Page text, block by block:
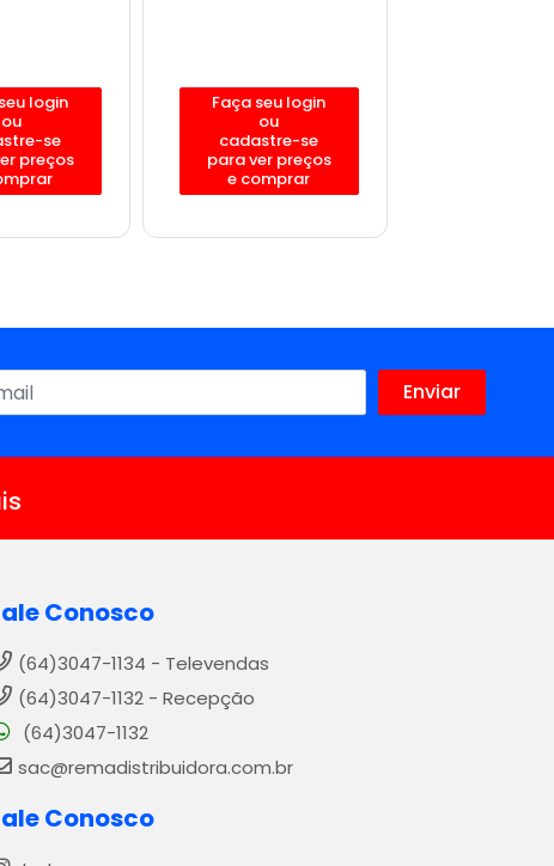
login
ou
se
preços
Faça seu login
ou
cadastre-se
para ver preços
e comprar
Conosco
(64)3047-1134 - Televendas
(64)3047-1132 - Recepção
(64)3047-1132
sac@remadistribuidora.com.br
Conosco